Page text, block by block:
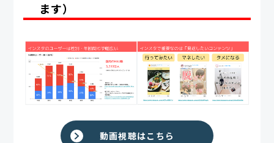
ます）
動画視聴はこちら